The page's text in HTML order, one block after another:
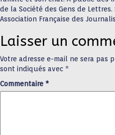
de la Société des Gens de Lettres.
Association Française des
Laisser un
Votre adresse e-mail ne sera pas
sont indiqués avec *
Commentaire *